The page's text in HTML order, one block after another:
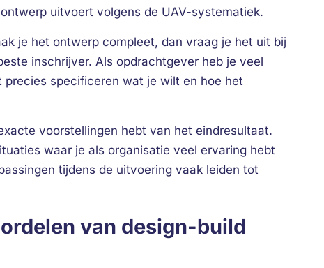
uitvoert volgens de UAV-systematiek.
je het ontwerp compleet, dan vraag je het uit bij
inschrijver. Als opdrachtgever heb je veel
specificeren wat je wilt en hoe het
voorstellingen hebt van het eindresultaat.
waar je als organisatie veel ervaring hebt
tijdens de uitvoering vaak leiden tot
van design-build